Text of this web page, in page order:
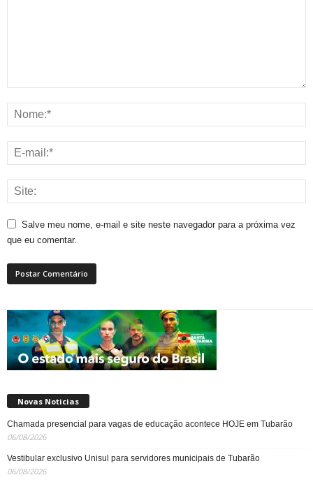
Salve meu nome, e-mail e site neste navegador para a próxima vez
que eu comentar.
Novas Noticias
Chamada presencial para vagas de educação acontece HOJE em Tubarão
06/08/2026
Vestibular exclusivo Unisul para servidores municipais de Tubarão
06/08/2026